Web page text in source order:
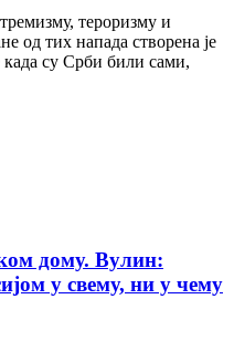
тероризму и
од тих напада створена је
су Срби били сами,
дому. Вулин:
у свему, ни у чему